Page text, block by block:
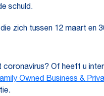
schuld.
zich tussen 12 maart en
Of heeft u
Owned Business &